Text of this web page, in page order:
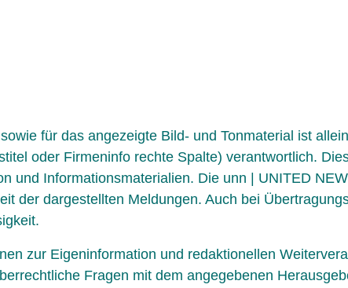
für das angezeigte Bild- und Tonmaterial ist
oder Firmeninfo rechte Spalte) verantwortlich.
und Informationsmaterialien. Die unn | UNITED
der dargestellten Meldungen. Auch bei
zur Eigeninformation und redaktionellen
Fragen mit dem angegebenen